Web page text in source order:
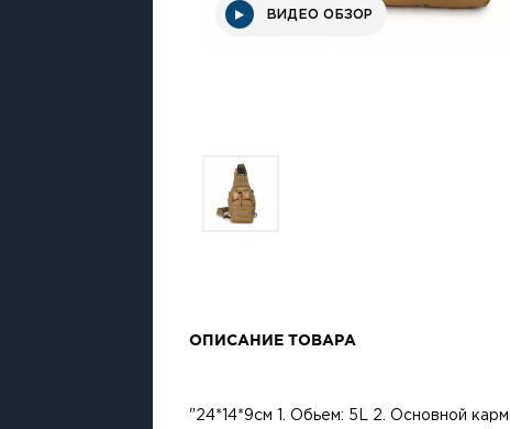
ВИДЕО ОБЗОР
ОПИСАНИЕ ТОВАРА
"24*14*9см 1. Обьем: 5L 2. Основной